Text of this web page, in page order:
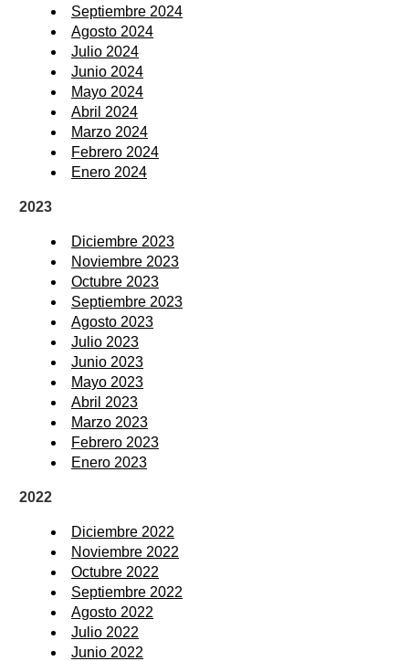
Septiembre 2024
Agosto 2024
Julio 2024
Junio 2024
Mayo 2024
Abril 2024
Marzo 2024
Febrero 2024
Enero 2024
2023
Diciembre 2023
Noviembre 2023
Octubre 2023
Septiembre 2023
Agosto 2023
Julio 2023
Junio 2023
Mayo 2023
Abril 2023
Marzo 2023
Febrero 2023
Enero 2023
2022
Diciembre 2022
Noviembre 2022
Octubre 2022
Septiembre 2022
Agosto 2022
Julio 2022
Junio 2022